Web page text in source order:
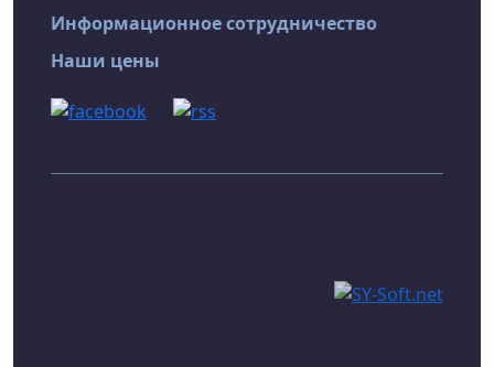
Информационное сотрудничество
Наши цены